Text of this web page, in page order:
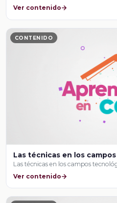
Ver contenido
CONTENIDO
Las técnicas en los
Las técnicas en los campos
Ver contenido